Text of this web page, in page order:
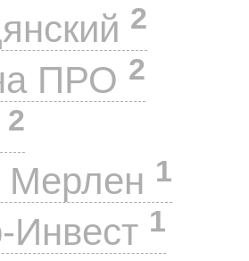
2
ПРО 2
2
Мерлен 1
Инвест 1